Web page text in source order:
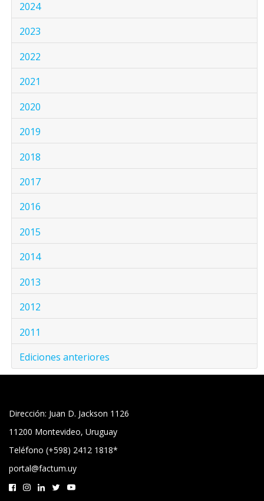
2024
2023
2022
2021
2020
2019
2018
2017
2016
2015
2014
2013
2012
2011
Ediciones anteriores
Dirección: Juan D. Jackson 1126
11200 Montevideo, Uruguay
Teléfono (+598) 2412 1818*
portal@factum.uy